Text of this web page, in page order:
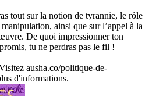
tout sur la notion de tyrannie, le rôle
ainsi que sur l’appel à la
De quoi impressionner ton
tu ne perdras pas le fil !
ausha.co/politique-de-
d'informations.